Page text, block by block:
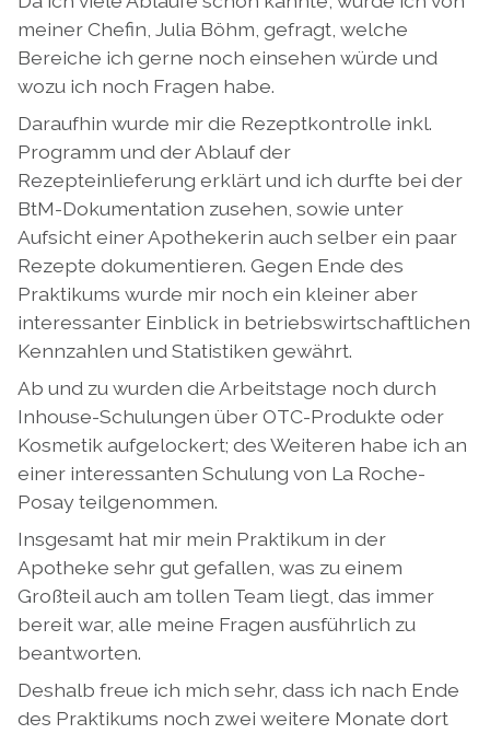
meiner Chefin, Julia Böhm, gefragt, welche
Bereiche ich gerne noch einsehen würde und
wozu ich noch Fragen habe.
Daraufhin wurde mir die Rezeptkontrolle inkl.
Programm und der Ablauf der
Rezepteinlieferung erklärt und ich durfte bei der
BtM-Dokumentation zusehen, sowie unter
Aufsicht einer Apothekerin auch selber ein paar
Rezepte dokumentieren. Gegen Ende des
Praktikums wurde mir noch ein kleiner aber
interessanter Einblick in betriebswirtschaftlichen
Kennzahlen und Statistiken gewährt.
Ab und zu wurden die Arbeitstage noch durch
Inhouse-Schulungen über OTC-Produkte oder
Kosmetik aufgelockert; des Weiteren habe ich an
einer interessanten Schulung von La Roche-
Posay teilgenommen.
Insgesamt hat mir mein Praktikum in der
Apotheke sehr gut gefallen, was zu einem
Großteil auch am tollen Team liegt, das immer
bereit war, alle meine Fragen ausführlich zu
beantworten.
Deshalb freue ich mich sehr, dass ich nach Ende
des Praktikums noch zwei weitere Monate dort